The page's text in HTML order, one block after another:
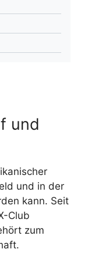
und
und in der
kann. Seit
Club
zum